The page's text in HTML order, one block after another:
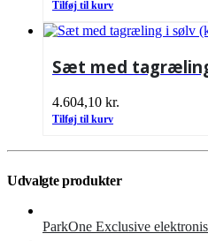
Tilføj til kurv
Sæt med
4.604,10 kr.
Tilføj til kurv
Udvalgte produkter
ParkOne Exclusive